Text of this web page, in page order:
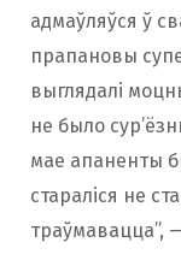
адмаўляўся ў
прапановы
выглядалі
не было
мае апаненты
стараліся не
траўмавацца”,